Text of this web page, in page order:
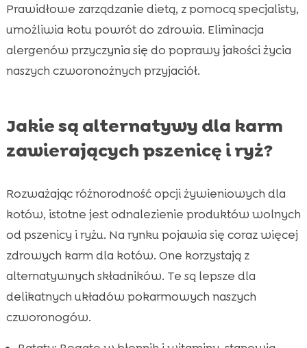
Prawidłowe zarządzanie dietą, z pomocą specjalisty,
umożliwia kotu powrót do zdrowia. Eliminacja
alergenów przyczynia się do poprawy jakości życia
naszych czworonożnych przyjaciół.
Jakie są alternatywy dla karm
zawierających pszenicę i ryż?
Rozważając różnorodność opcji żywieniowych dla
kotów, istotne jest odnalezienie produktów wolnych
od pszenicy i ryżu. Na rynku pojawia się coraz więcej
zdrowych karm dla kotów. One korzystają z
alternatywnych składników. Te są lepsze dla
delikatnych układów pokarmowych naszych
czworonogów.